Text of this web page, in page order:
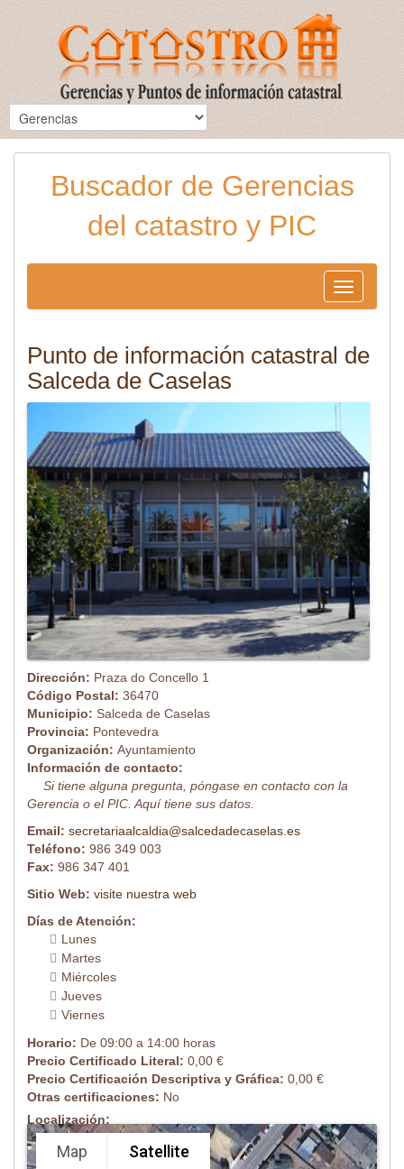
Buscador de Gerencias
del catastro y PIC
Toggle
navigation
Punto de información catastral de
Salceda de Caselas
Dirección: Praza do Concello 1
Código Postal: 36470
Municipio: Salceda de Caselas
Provincia: Pontevedra
Organización: Ayuntamiento
Información de contacto:
Si tiene alguna pregunta, póngase en contacto con la
Gerencia o el PIC. Aquí tiene sus datos.
Email: secretariaalcaldia@salcedadecaselas.es
Teléfono: 986 349 003
Fax: 986 347 401
Sitio Web: visite nuestra web
Días de Atención:
Lunes
Martes
Miércoles
Jueves
Viernes
Horario: De 09:00 a 14:00 horas
Precio Certificado Literal: 0,00 €
Precio Certificación Descriptiva y Gráfica: 0,00 €
Otras certificaciones: No
Localización:
Map Satellite